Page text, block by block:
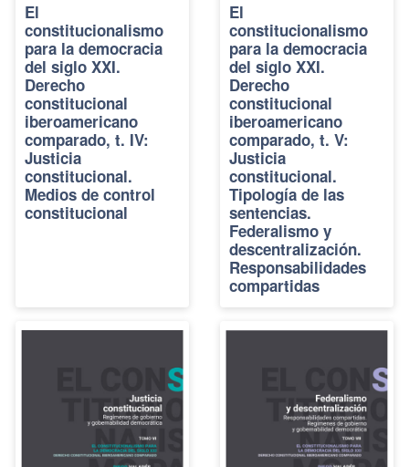
El
constitucionalismo
para la democracia
del siglo XXI.
Derecho
constitucional
iberoamericano
comparado, t. IV:
Justicia
constitucional.
Medios de control
constitucional
El
constitucionalismo
para la democracia
del siglo XXI.
Derecho
constitucional
iberoamericano
comparado, t. V:
Justicia
constitucional.
Tipología de las
sentencias.
Federalismo y
descentralización.
Responsabilidades
compartidas